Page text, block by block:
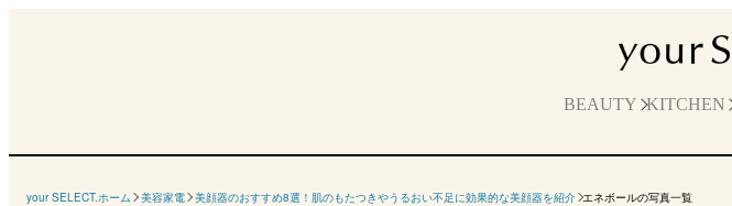
BEAUTY KITCHEN
your SELECT.ホーム 美容家電 美顔器のおすすめ8選！肌のもたつきやうるおい不足に効果的な美顔器を紹介 エネボールの写真一覧